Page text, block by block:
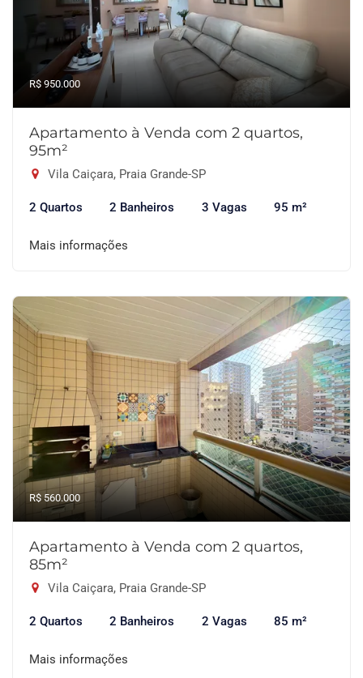
R$ 950.000
Apartamento à Venda com 2 quartos,
95m²
Vila Caiçara, Praia Grande-SP
2 Quartos 2 Banheiros 3 Vagas 95 m²
Mais informações
R$ 560.000
Apartamento à Venda com 2 quartos,
85m²
Vila Caiçara, Praia Grande-SP
2 Quartos 2 Banheiros 2 Vagas 85 m²
Mais informações